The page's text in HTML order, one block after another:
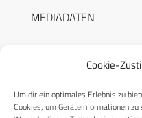
Cookie-
Um dir ein optimales Erlebnis zu
Cookies, um Geräteinformationen
MEDIADATEN
RECHTLICHES